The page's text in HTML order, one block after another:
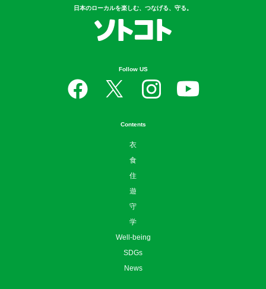
日本のローカルを楽しむ、つなげる、守る。
Follow US
Contents
衣
食
住
遊
守
学
Well-being
SDGs
News